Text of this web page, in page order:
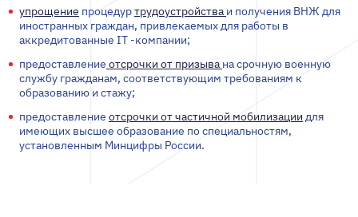
упрощение процедуртрудоустройства и получения ВНЖ для
иностранных граждан, привлекаемых для работы в
аккредитованные IT -компании;
предоставление отсрочки от призыва на срочную военную
службу гражданам, соответствующим требованиям к
образованию и стажу;
предоставление отсрочки от частичной мобилизации для
имеющих высшее образование по специальностям,
установленным Минцифры России.